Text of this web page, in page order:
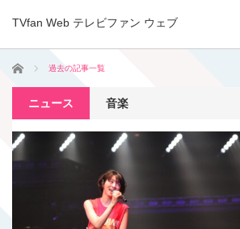
TVfan Web テレビファン ウェブ
ホーム 過去の記事一覧
ニュース 音楽